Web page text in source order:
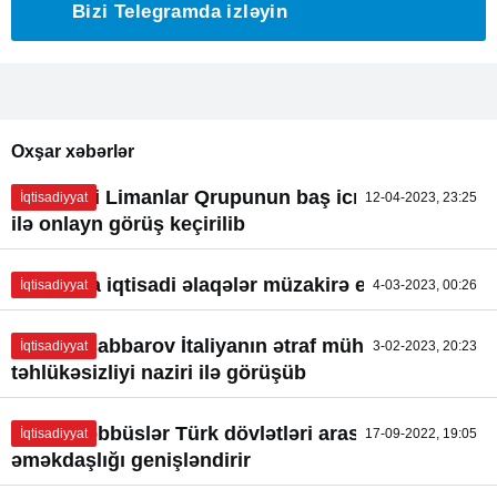
Bizi Telegramda izləyin
Oxşar xəbərlər
İqtisadiyyat 12-04-2023, 23:25
Əbu-Dabi Limanlar Qrupunun baş icraçı direktoru
ilə onlayn görüş keçirilib
İqtisadiyyat 4-03-2023, 00:26
Belarusla iqtisadi əlaqələr müzakirə edilib
İqtisadiyyat 3-02-2023, 20:23
Mikayıl Cabbarov İtaliyanın ətraf mühit və enerji
təhlükəsizliyi naziri ilə görüşüb
İqtisadiyyat 17-09-2022, 19:05
Yeni təşəbbüslər Türk dövlətləri arasında
əməkdaşlığı genişləndirir